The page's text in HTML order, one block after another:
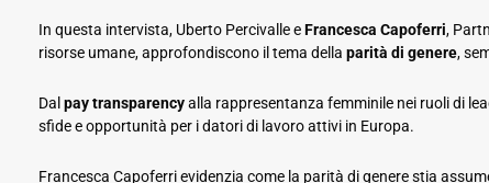
In questa intervista, Uberto Percivalle eFrancesca Capoferri,
risorse umane, approfondiscono il tema della parità di genere,
Dal pay transparencyalla rappresentanza femminile nei ruoli di
sfide e opportunità per i datori di lavoro attivi in Europa.
Francesca Capoferri evidenzia come la parità di genere stia